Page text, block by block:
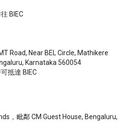
BIEC
Road, Near BEL Circle, Mathikere
Karnataka 560054
抵達 BIEC
，毗鄰 CM Guest House, Bengaluru,